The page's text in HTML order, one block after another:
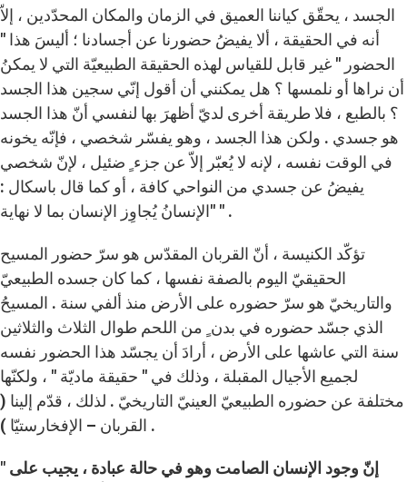
الجسد ، يحقّق كياننا العميق في الزمان والمكان المحدّدين ، إلاّ
أنه في الحقيقة ، ألا يفيضُ حضورنا عن أجسادنا ؛ أليسَ هذا "
الحضور " غير قابل للقياس لهذه الحقيقة الطبيعيّة التي لا يمكنُ
أن نراها أو نلمسها ؟ هل يمكنني أن أقول إنّي سجين هذا الجسد
؟ بالطبع ، فلا طريقة أخرى لديّ أظهرَ بها لنفسي أنّ هذا الجسد
هو جسدي . ولكن هذا الجسد ، وهو يفسّر شخصي ، فإنّه يخونه
في الوقت نفسه ، لإنه لا يُعبّر إلاّ عن جزء ٍ ضئيل ، لإنّ شخصي
يفيضُ عن جسدي من النواحي كافة ، أو كما قال باسكال :
"الإنسانُ يُجاوِز الإنسان بما لا نهاية " .
تؤكّد الكنيسة ، أنّ القربان المقدّس هو سرّ حضور المسيح
الحقيقيّ اليوم بالصفة نفسها ، كما كان جسده الطبيعيّ
والتاريخيّ هو سرّ حضوره على الأرض منذ ألفي سنة . المسيحُ
الذي جسّد حضوره في بدن ٍ من اللحم طوال الثلاث والثلاثين
سنة التي عاشها على الأرض ، أرادَ أن يجسّد هذا الحضور نفسه
لجميع الأجيال المقبلة ، وذلك في " حقيقة ماديّة " ، ولكنّها
مختلفة عن حضوره الطبيعيّ العينيّ التاريخيّ . لذلك ، قدّم إلينا (
القربان – الإفخارستيّا ) .
" إنّ وجود الإنسان الصامت وهو في حالة عبادة ، يجيب على